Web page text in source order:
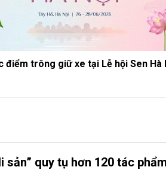
điểm trông giữ xe tại Lễ hội Sen Hà
sản” quy tụ hơn 120 tác